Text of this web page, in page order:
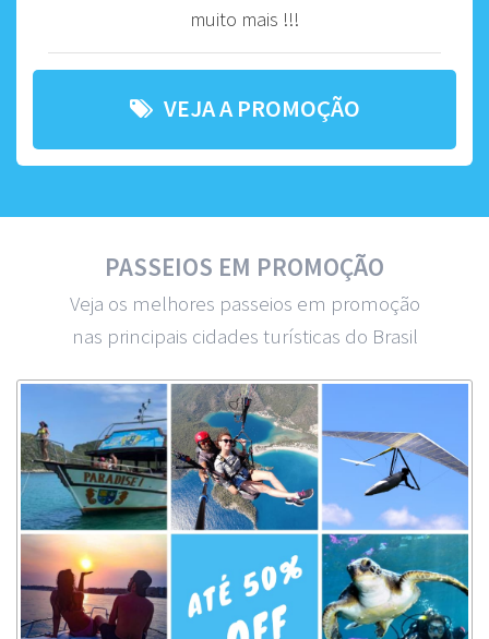
muito mais !!!
VEJA A PROMOÇÃO
PASSEIOS EM PROMOÇÃO
Veja os melhores passeios em promoção
nas principais cidades turísticas do Brasil